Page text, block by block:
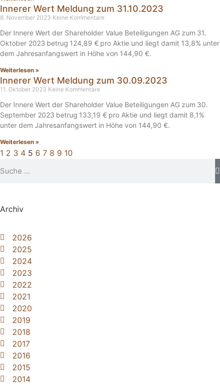
Innerer Wert Meldung zum 31.10.2023
8. November 2023 Keine Kommentare
Der Innere Wert der Shareholder Value Beteiligungen AG zum 31.
Oktober 2023 betrug 124,89 € pro Aktie und liegt damit 13,8% unter
dem Jahresanfangswert in Höhe von 144,90 €.
Weiterlesen »
Innerer Wert Meldung zum 30.09.2023
11. Oktober 2023 Keine Kommentare
Der Innere Wert der Shareholder Value Beteiligungen AG zum 30.
September 2023 betrug 133,19 € pro Aktie und liegt damit 8,1%
unter dem Jahresanfangswert in Höhe von 144,90 €.
Weiterlesen »
1 2 3 4 5 6 7 8 9 10
Archiv
2026
2025
2024
2023
2022
2021
2020
2019
2018
2017
2016
2015
2014